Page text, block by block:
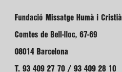
Fundació Missatge Humà i Cristià
Comtes de Bell-lloc, 67-69
08014 Barcelona
T. 93 409 27 70 / 93 409 28 10